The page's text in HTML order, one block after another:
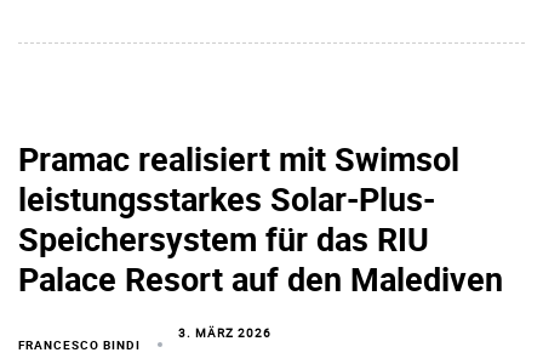
Pramac realisiert mit Swimsol
leistungsstarkes Solar-Plus-
Speichersystem für das RIU
Palace Resort auf den Malediven
FRANCESCO BINDI
3. MÄRZ 2026